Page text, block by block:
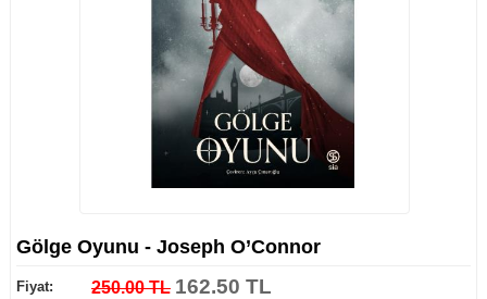
Gölge Oyunu - Joseph O’Connor
Fiyat: 250.00 TL 162.50 TL